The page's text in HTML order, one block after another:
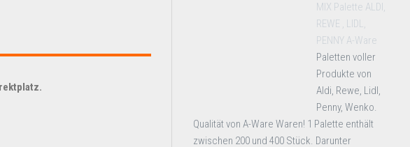
MIX Palette ALDI,
REWE , LIDL,
PENNY A-Ware
Paletten voller
Produkte von
Aldi, Rewe, Lidl,
Penny, Wenko.
Qualität von A-Ware Waren! 1 Palette enthält
zwischen 200 und 400 Stück. Darunter